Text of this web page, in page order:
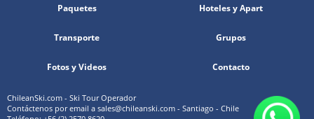
Paquetes Hoteles y Apart
Transporte Grupos
Fotos y Videos Contacto
ChileanSki.com - Ski Tour Operador
Contáctenos por email a sales@chileanski.com - Santiago - Chile